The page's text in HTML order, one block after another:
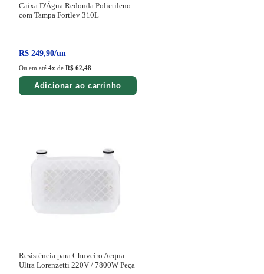
Caixa D'Água Redonda Polietileno
com Tampa Fortlev 310L
R$ 249,90/un
Ou em até 4x de R$ 62,48
Adicionar ao carrinho
Resistência para Chuveiro Acqua
Ultra Lorenzetti 220V / 7800W Peça